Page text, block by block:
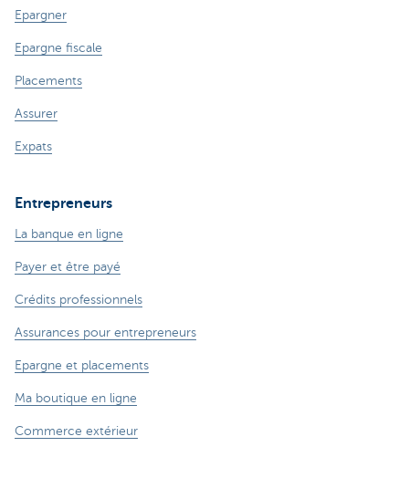
Epargner
Epargne fiscale
Placements
Assurer
Expats
Entrepreneurs
La banque en ligne
Payer et être payé
Crédits professionnels
Assurances pour entrepreneurs
Epargne et placements
Ma boutique en ligne
Commerce extérieur